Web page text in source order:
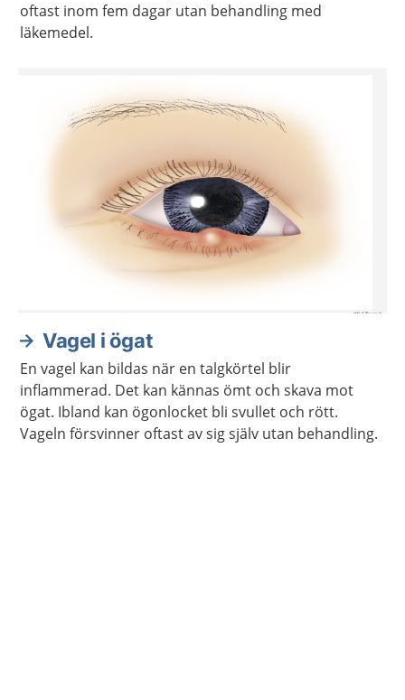
oftast inom fem dagar utan behandling med
läkemedel.
Vagel i ögat
En vagel kan bildas när en talgkörtel blir
inflammerad. Det kan kännas ömt och skava mot
ögat. Ibland kan ögonlocket bli svullet och rött.
Vageln försvinner oftast av sig själv utan behandling.